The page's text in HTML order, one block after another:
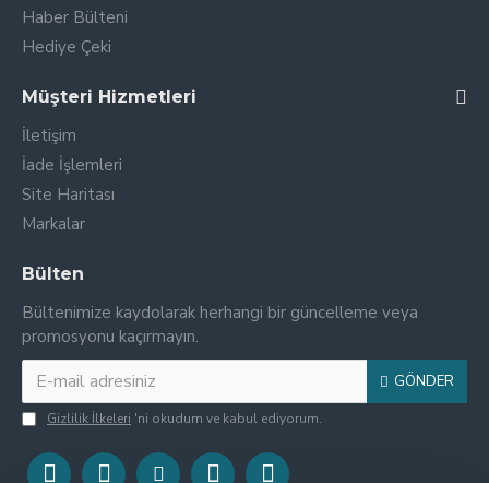
Haber Bülteni
Hediye Çeki
Müşteri Hizmetleri
İletişim
İade İşlemleri
Site Haritası
Markalar
Bülten
Bültenimize kaydolarak herhangi bir güncelleme veya
promosyonu kaçırmayın.
GÖNDER
Gizlilik İlkeleri 'ni okudum ve kabul ediyorum.